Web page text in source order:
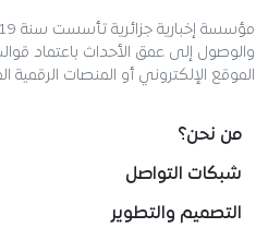
والوصول إلى عمق الأحداث باعتماد
الموقع الإلكتروني أو المنصات الرقمية
من نحن؟
شبكات التواصل
التصميم والتطوير